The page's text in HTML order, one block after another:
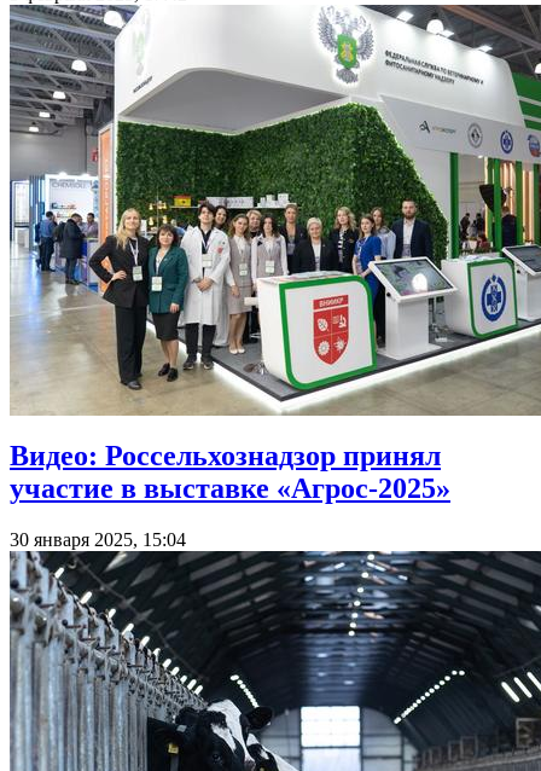
Видео: Россельхознадзор принял
участие в выставке «Агрос-2025»
30 января 2025, 15:04